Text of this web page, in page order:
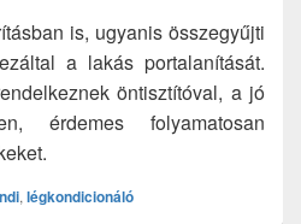
is, ugyanis összegyűjti
a lakás portalanítását.
öntisztítóval, a jó
érdemes folyamatosan
,légkondicionáló